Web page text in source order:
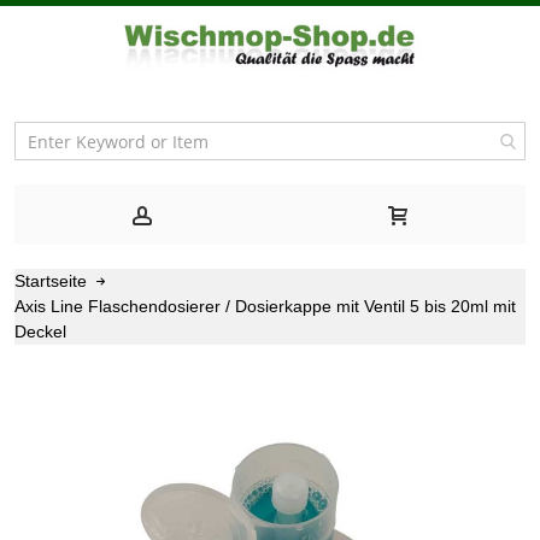
Startseite
Axis Line Flaschendosierer / Dosierkappe mit Ventil 5 bis 20ml mit
Deckel